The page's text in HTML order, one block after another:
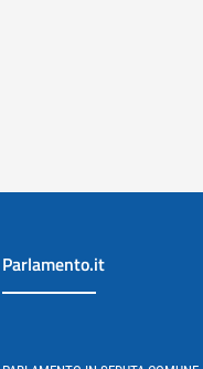
Parlamento.it